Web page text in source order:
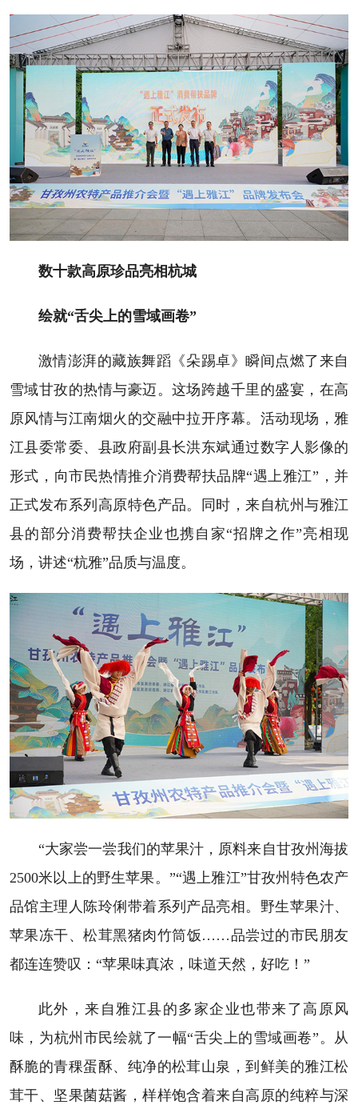
数十款高原珍品亮相杭城
绘就“舌尖上的雪域画卷”
激情澎湃的藏族舞蹈《朵踢卓》瞬间点燃了来自
雪域甘孜的热情与豪迈。这场跨越千里的盛宴，在高
原风情与江南烟火的交融中拉开序幕。活动现场，雅
江县委常委、县政府副县长洪东斌通过数字人影像的
形式，向市民热情推介消费帮扶品牌“遇上雅江”，并
正式发布系列高原特色产品。同时，来自杭州与雅江
县的部分消费帮扶企业也携自家“招牌之作”亮相现
场，讲述“杭雅”品质与温度。
“大家尝一尝我们的苹果汁，原料来自甘孜州海拔
2500米以上的野生苹果。”“遇上雅江”甘孜州特色农产
品馆主理人陈玲俐带着系列产品亮相。野生苹果汁、
苹果冻干、松茸黑猪肉竹筒饭……品尝过的市民朋友
都连连赞叹：“苹果味真浓，味道天然，好吃！”
此外，来自雅江县的多家企业也带来了高原风
味，为杭州市民绘就了一幅“舌尖上的雪域画卷”。从
酥脆的青稞蛋酥、纯净的松茸山泉，到鲜美的雅江松
茸干、坚果菌菇酱，样样饱含着来自高原的纯粹与深